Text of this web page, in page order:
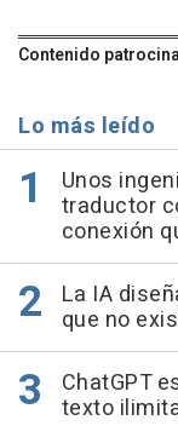
Contenido
Lo más leído
Unos
traductor
conexión
La IA
que no
ChatGPT
texto